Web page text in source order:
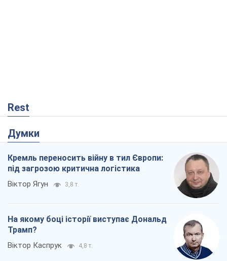
Rest
Думки
Кремль переносить війну в тил Європи:
під загрозою критична логістика
Віктор Ягун 3,8 т.
На якому боці історії виступає Дональд
Трамп?
Віктор Каспрук 4,8 т.